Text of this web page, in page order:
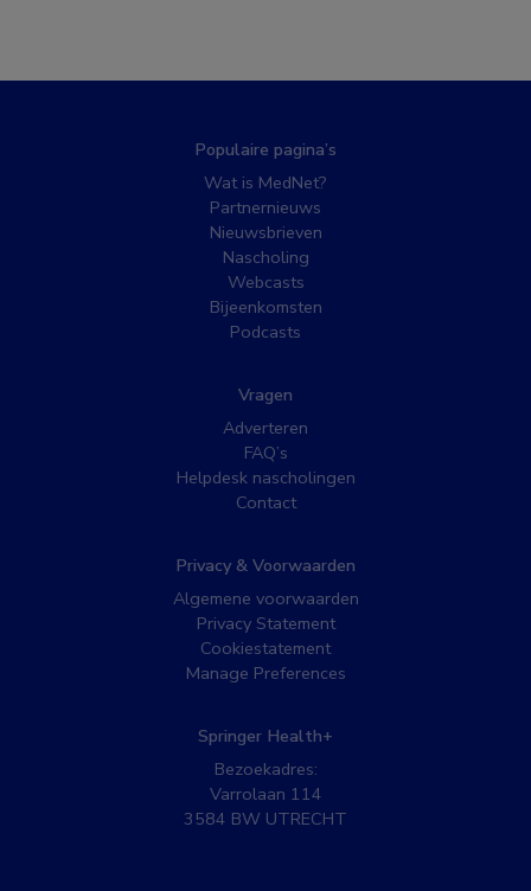
Populaire pagina’s
Wat is MedNet?
Partnernieuws
Nieuwsbrieven
Nascholing
Webcasts
Bijeenkomsten
Podcasts
Vragen
Adverteren
FAQ’s
Helpdesk nascholingen
Contact
Privacy & Voorwaarden
Algemene voorwaarden
Privacy Statement
Cookiestatement
Manage Preferences
Springer Health+
Bezoekadres:
Varrolaan 114
3584 BW UTRECHT